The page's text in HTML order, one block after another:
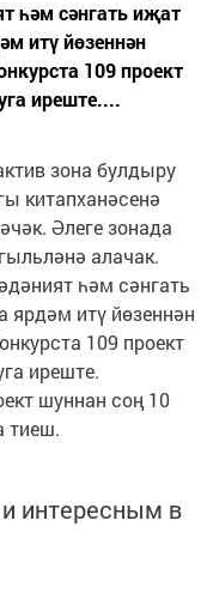
һәм сәнгать иҗат
итү йөзеннән
109 проект
иреште....
зона булдыру
китапханәсенә
Әлеге зонада
алачак.
һәм сәнгать
ярдәм итү йөзеннән
109 проект
иреште.
шуннан соң 10
тиеш.
интересным в